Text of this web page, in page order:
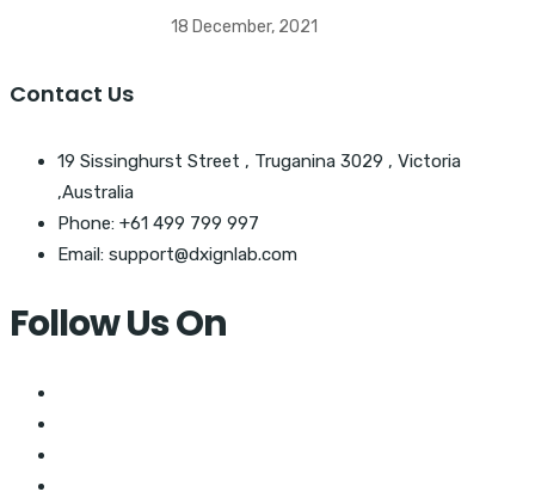
18 December, 2021
Contact Us
19 Sissinghurst Street , Truganina 3029 , Victoria
,Australia
Phone: +61 499 799 997
Email: support@dxignlab.com
Follow Us On